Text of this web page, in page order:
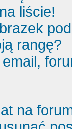
liście!
rangę?
na